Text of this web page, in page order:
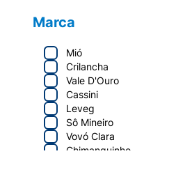
Marca
Mió
Crilancha
Vale D'Ouro
Cassini
Leveg
Sô Mineiro
Vovó Clara
Chimanguinho